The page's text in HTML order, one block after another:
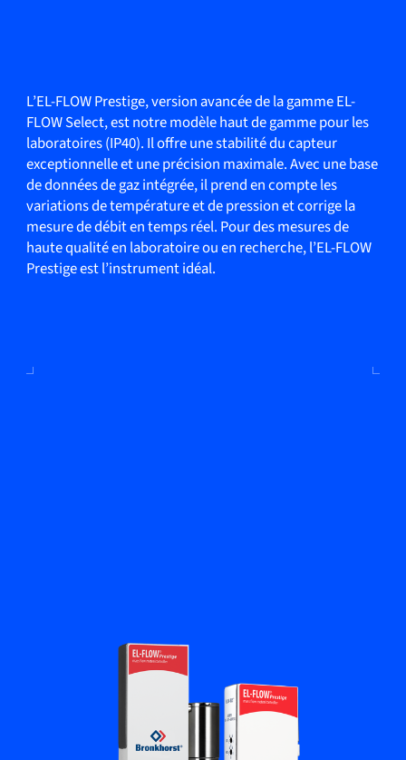
L’EL-FLOW Prestige, version avancée de la gamme EL-
FLOW Select, est notre modèle haut de gamme pour les
laboratoires (IP40). Il offre une stabilité du capteur
exceptionnelle et une précision maximale. Avec une base
de données de gaz intégrée, il prend en compte les
variations de température et de pression et corrige la
mesure de débit en temps réel. Pour des mesures de
haute qualité en laboratoire ou en recherche, l’EL-FLOW
Prestige est l’instrument idéal.